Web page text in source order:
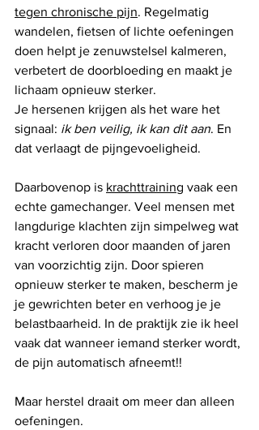
tegen chronische pijn. Regelmatig
wandelen, fietsen of lichte oefeningen
doen helpt je zenuwstelsel kalmeren,
verbetert de doorbloeding en maakt je
lichaam opnieuw sterker.
Je hersenen krijgen als het ware het
signaal: ik ben veilig, ik kan dit aan. En
dat verlaagt de pijngevoeligheid.
Daarbovenop is krachttraining vaak een
echte gamechanger. Veel mensen met
langdurige klachten zijn simpelweg wat
kracht verloren door maanden of jaren
van voorzichtig zijn. Door spieren
opnieuw sterker te maken, bescherm je
je gewrichten beter en verhoog je je
belastbaarheid. In de praktijk zie ik heel
vaak dat wanneer iemand sterker wordt,
de pijn automatisch afneemt!!
Maar herstel draait om meer dan alleen
oefeningen.